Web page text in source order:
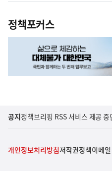
정책포커스
공지정책브리핑 RSS 서비스 제공 중
개인정보처리방침저작권정책이메